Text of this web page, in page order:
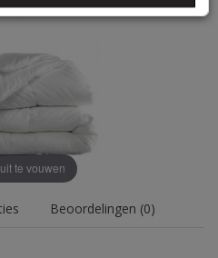
te vouwen
Beoordelingen (0)